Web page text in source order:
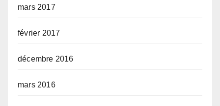
mars 2017
février 2017
décembre 2016
mars 2016